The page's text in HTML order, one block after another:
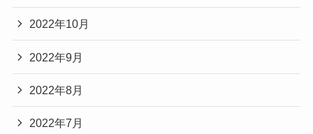
2022年10月
2022年9月
2022年8月
2022年7月